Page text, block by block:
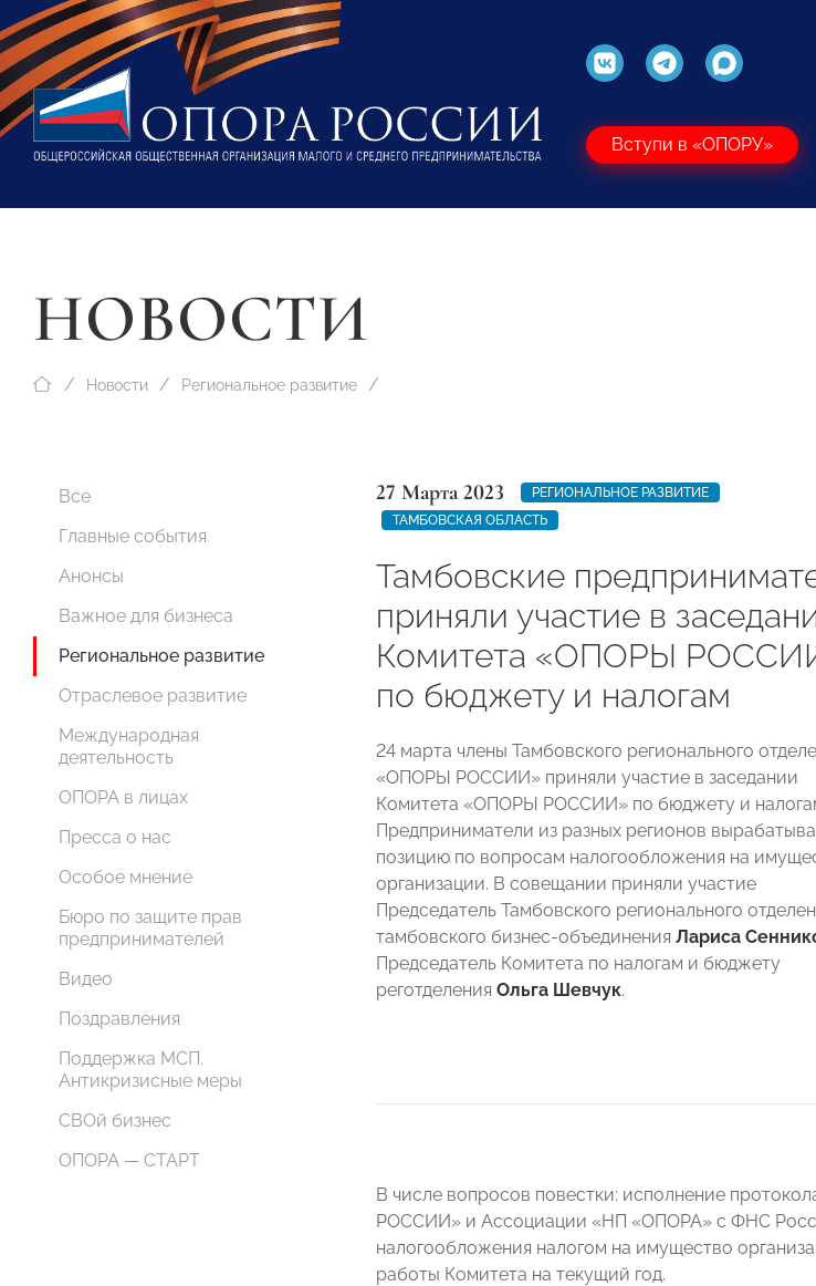
Вступи в «ОПОРУ»
НОВОСТИ
Новости Региональное развитие
Все
Главные события
Анонсы
Важное для бизнеса
Региональное развитие
Отраслевое развитие
Международная
деятельность
ОПОРА в лицах
Пресса о нас
Особое мнение
Бюро по защите прав
предпринимателей
Видео
Поздравления
Поддержка МСП.
Антикризисные меры
СВОй бизнес
ОПОРА — СТАРТ
27 Марта 2023
РЕГИОНАЛЬНОЕ РАЗВИТИЕ
ТАМБОВСКАЯ ОБЛАСТЬ
Тамбовские
приняли участие в
Комитета «ОПОРЫ
по бюджету и налогам
24 марта члены Тамбовского регионального
«ОПОРЫ РОССИИ» приняли участие в заседании
Комитета «ОПОРЫ РОССИИ» по бюджету и
Предприниматели из разных регионов
позицию по вопросам налогообложения на
организации. В совещании приняли участие
Председатель Тамбовского регионального
тамбовского бизнес-объединения Лариса
Председатель Комитета по налогам и бюджету
реготделения Ольга Шевчук.
В числе вопросов повестки: исполнение
РОССИИ» и Ассоциации «НП «ОПОРА» с ФНС
налогообложения налогом на имущество
работы Комитета на текущий год.